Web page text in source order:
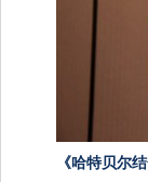
《哈特贝尔